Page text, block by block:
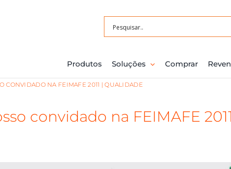
Produtos Soluções Comprar
convidado na FEIMAFE
CONVIDADO NA FEIMAFE 2011 | QUALIDADE